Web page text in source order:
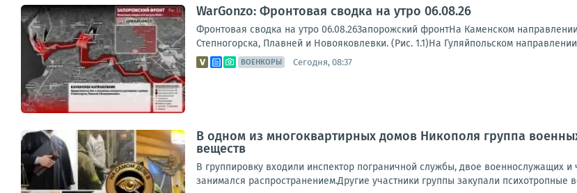
WarGonzo: Фронтовая сводка на утро 06.08.26
Фронтовая сводка на утро 06.08.26Запорожский фронтНа Каменском
Степногорска, Плавней и Новояковлевки. (Рис. 1.1)На Гуляйпольском
ВОЕНКОРЫ Сегодня, 08:37
В одном из многоквартирных домов Никополя группа
веществ
В группировку входили инспектор пограничной службы, двое военнослужащих
занимался распространением.Другие участники группы закупали психотропные